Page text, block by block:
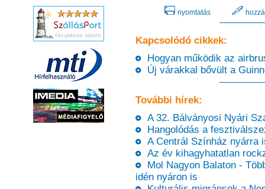
nyomtatás
Kapcsolódó cikkek:
Hogyan működik az
Új várakkal bővült a
További hírek:
A 32. Bálványosi Nyári
Hangolódás a
A Centrál Színház nyárra
Az év kihagyhatatlan
Mol Nagyon Balaton -
idén nyáron is